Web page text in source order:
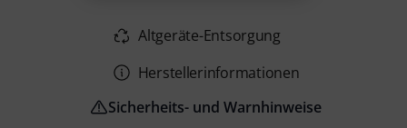
Altgeräte-Entsorgung
Herstellerinformationen
Sicherheits- und Warnhinweise